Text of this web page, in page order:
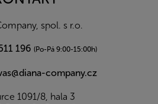
spol. s r.o.
196 (Po-Pá 9:00-15:00h)
company.cz
1091/8, hala 3